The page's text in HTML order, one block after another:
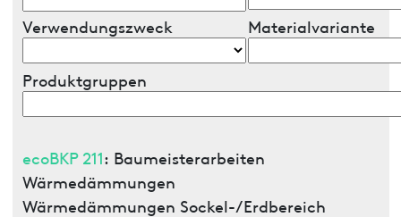
Verwendungszweck Materialvariante
Produktgruppen
ecoBKP 211: Baumeisterarbeiten
Wärmedämmungen
Wärmedämmungen Sockel-/Erdbereich